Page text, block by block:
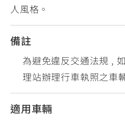
人風格。
備註
為避免違反交通法規 ,
理站辦理行車執照之車
適用車輛